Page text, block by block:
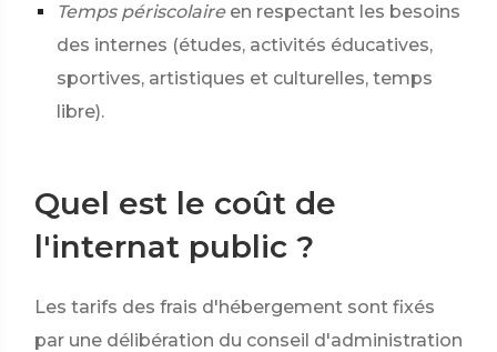
Temps périscolaire en respectant les besoins
des internes (études, activités éducatives,
sportives, artistiques et culturelles, temps
libre).
Quel est le coût de
l'internat public ?
Les tarifs des frais d'hébergement sont fixés
par une délibération du conseil d'administration